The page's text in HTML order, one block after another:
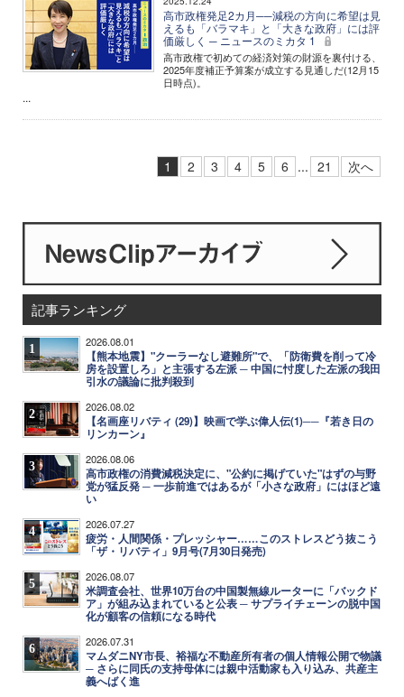
高市政権発足2カ月──減税の方向に希望は見
えるも「バラマキ」と「大きな政府」には評
価厳しく ─ ニュースのミカタ 1
高市政権で初めての経済対策の財源を裏付ける、
2025年度補正予算案が成立する見通しだ(12月15
日時点)。
...
1 2 3 4 5 6 ... 21 次へ
記事ランキング
1 2026.08.01
【熊本地震】"クーラーなし避難所"で、「防衛費を削って冷
房を設置しろ」と主張する左派 ─ 中国に忖度した左派の我田
引水の議論に批判殺到
2 2026.08.02
【名画座リバティ (29)】映画で学ぶ偉人伝(1)──『若き日の
リンカーン』
3 2026.08.06
高市政権の消費減税決定に、"公約に掲げていた"はずの与野
党が猛反発 ─ 一歩前進ではあるが「小さな政府」にはほど遠
い
4 2026.07.27
疲労・人間関係・プレッシャー……このストレスどう抜こう
「ザ・リバティ」9月号(7月30日発売)
5 2026.08.07
米調査会社、世界10万台の中国製無線ルーターに「バックド
ア」が組み込まれていると公表 ─ サプライチェーンの脱中国
化が顧客の信頼になる時代
6 2026.07.31
マムダニNY市長、裕福な不動産所有者の個人情報公開で物議
─ さらに同氏の支持母体には親中活動家も入り込み、共産主
義へばく進